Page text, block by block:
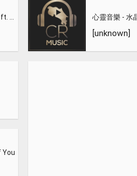
You
[unknown]